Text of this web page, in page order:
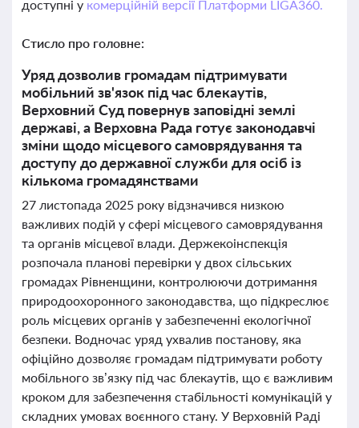
доступні у комерційній версії Платформи LIGA360.
Стисло про головне:
Уряд дозволив громадам підтримувати
мобільний зв'язок під час блекаутів,
Верховний Суд повернув заповідні землі
державі, а Верховна Рада готує законодавчі
зміни щодо місцевого самоврядування та
доступу до державної служби для осіб із
кількома громадянствами
27 листопада 2025 року відзначився низкою
важливих подій у сфері місцевого самоврядування
та органів місцевої влади. Держекоінспекція
розпочала планові перевірки у двох сільських
громадах Рівненщини, контролюючи дотримання
природоохоронного законодавства, що підкреслює
роль місцевих органів у забезпеченні екологічної
безпеки. Водночас уряд ухвалив постанову, яка
офіційно дозволяє громадам підтримувати роботу
мобільного зв’язку під час блекаутів, що є важливим
кроком для забезпечення стабільності комунікацій у
складних умовах воєнного стану. У Верховній Раді